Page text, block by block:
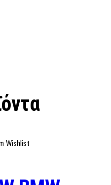
Wishlist